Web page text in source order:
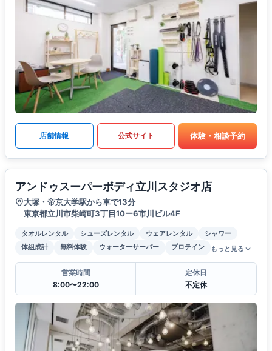
店舗情報 公式サイト 体験・相談予約
アンドゥスーパーボディ立川スタジオ店
大塚・帝京大学駅から車で13分
東京都立川市柴崎町3丁目10ー6市川ビル4F
タオルレンタル シューズレンタル ウェアレンタル
シャワー
体組成計
無料体験 ウォーターサーバー プロテイン もっと見る
営業時間
8:00〜22:00
定休日
不定休